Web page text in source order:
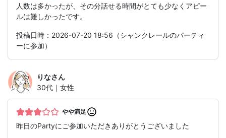
人数は多かったが、その分話せる時間がとても少なくアピー
ルは難しかったです。
投稿日時：2026-07-20 18:56（シャンクレールのパーティ
ーに参加）
りなさん
30代｜女性
やや満足
昨日のPartyにご参加いただきありがとうございました